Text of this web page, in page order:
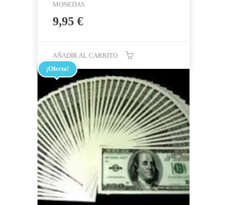
MONEDAS
9,95 €
AÑADIR AL CARRITO
¡Oferta!